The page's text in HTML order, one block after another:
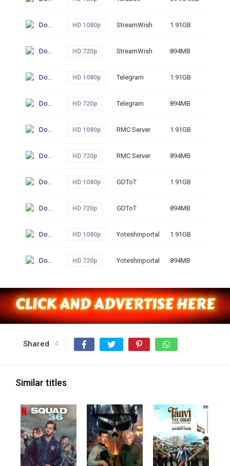
Download HD 1080p StreamWish 1.91GB
Download HD 720p StreamWish 894MB
Download HD 1080p Telegram 1.91GB
Download HD 720p Telegram 894MB
Download HD 1080p RMC Server 1.91GB
Download HD 720p RMC Server 894MB
Download HD 1080p GDToT 1.91GB
Download HD 720p GDToT 894MB
Download HD 1080p Yoteshinportal 1.91GB
Download HD 720p Yoteshinportal 894MB
Shared 4
Similar titles